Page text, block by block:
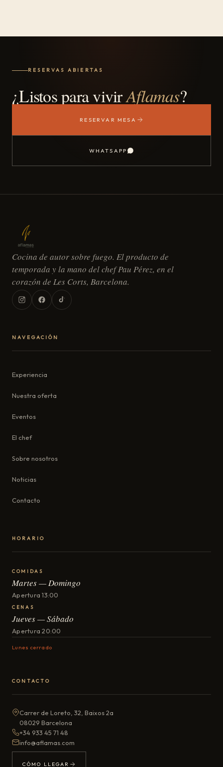
RESERVAS ABIERTAS
¿Listos para vivirAflamas?
RESERVAR MESA
WHATSAPP
Cocina de autor sobre fuego. El producto de
temporada y la mano del chef Pau Pérez, en el
corazón de Les Corts, Barcelona.
NAVEGACIÓN
Experiencia
Nuestra oferta
Eventos
El chef
Sobre nosotros
Noticias
Contacto
HORARIO
COMIDAS
Martes — Domingo
Apertura 13:00
CENAS
Jueves — Sábado
Apertura 20:00
Lunes cerrado
CONTACTO
Carrer de Loreto, 32, Baixos 2a
08029 Barcelona
+34 933 45 71 48
info@aflamas.com
CÓMO LLEGAR